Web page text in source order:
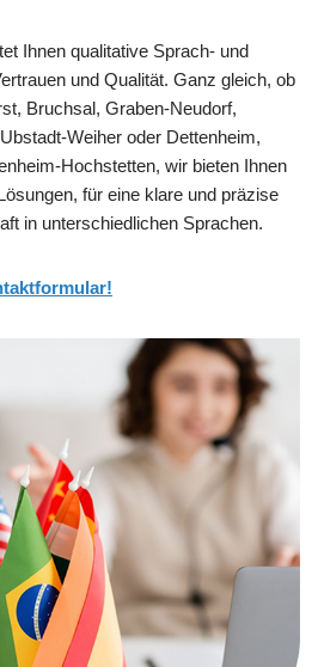
Ihnen qualitative Sprach- und
und Qualität. Ganz gleich, ob
Bruchsal, Graben-Neudorf,
Weiher oder Dettenheim,
Hochstetten, wir bieten Ihnen
für eine klare und präzise
in unterschiedlichen Sprachen.